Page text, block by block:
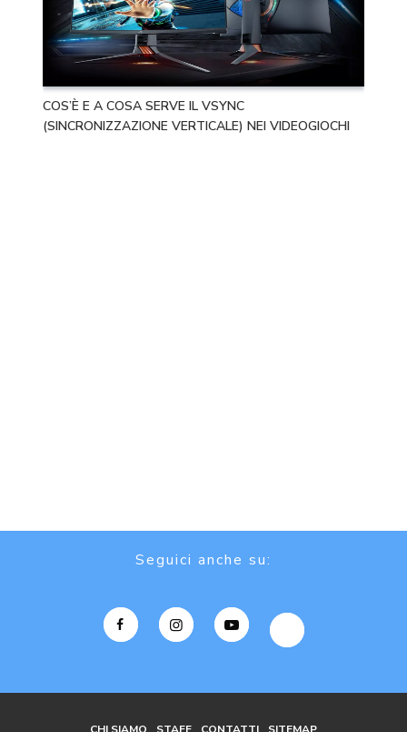
COS’È E A COSA SERVE IL VSYNC
(SINCRONIZZAZIONE VERTICALE) NEI VIDEOGIOCHI
Seguici anche su:
CHI SIAMO STAFF CONTATTI SITEMAP